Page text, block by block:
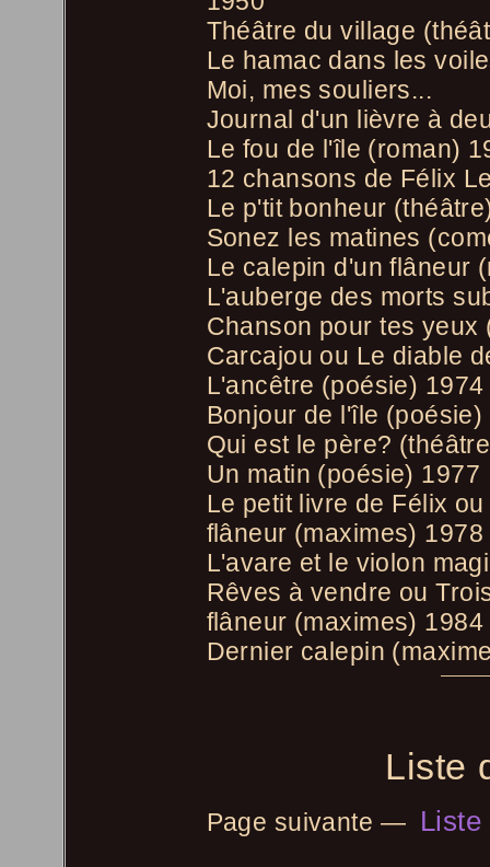
Théâtre du village
Le hamac dans les
Moi, mes souliers...
Journal d'un lièvre à
Le fou de l'île (roman)
12 chansons de Félix
Le p'tit bonheur
Sonez les matines
Le calepin d'un flâneur
L'auberge des morts
Chanson pour tes yeux
Carcajou ou Le diable
L'ancêtre (poésie) 1974
Bonjour de l'île (poésie)
Qui est le père?
Un matin (poésie) 1977
Le petit livre de Félix
flâneur (maximes) 1978
L'avare et le violon
Rêves à vendre ou
flâneur (maximes) 1984
Dernier calepin
Liste
Page suivante — Liste